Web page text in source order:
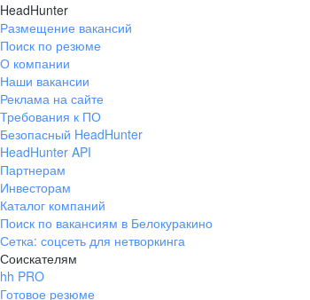
HeadHunter
Размещение вакансий
Поиск по резюме
О компании
Наши вакансии
Реклама на сайте
Требования к ПО
Безопасный HeadHunter
HeadHunter API
Партнерам
Инвесторам
Каталог компаний
Поиск по вакансиям в Белокуракино
Сетка: соцсеть для нетворкинга
Соискателям
hh PRO
Готовое резюме